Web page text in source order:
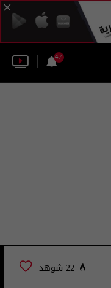
47
22 شوهد